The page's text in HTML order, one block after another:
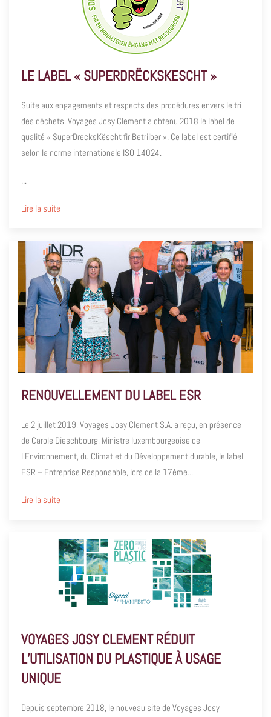
LE LABEL « SUPERDRËCKSKESCHT »
Suite aux engagements et respects des procédures envers le tri
des déchets, Voyages Josy Clement a obtenu 2018 le label de
qualité « SuperDrecksKëscht fir Betriiber ». Ce label est certifié
selon la norme internationale ISO 14024.
...
Lire la suite
RENOUVELLEMENT DU LABEL ESR
Le 2 juillet 2019, Voyages Josy Clement S.A. a reçu, en présence
de Carole Dieschbourg, Ministre luxembourgeoise de
l’Environnement, du Climat et du Développement durable, le label
ESR – Entreprise Responsable, lors de la 17ème...
Lire la suite
VOYAGES JOSY CLEMENT RÉDUIT
L’UTILISATION DU PLASTIQUE À USAGE
UNIQUE
Depuis septembre 2018, le nouveau site de Voyages Josy